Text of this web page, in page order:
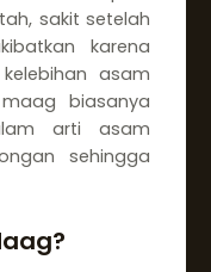
sakit setelah
karena
asam
biasanya
arti asam
sehingga